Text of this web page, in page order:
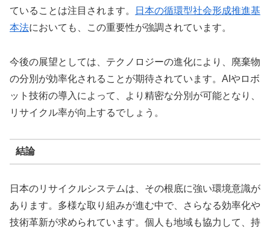
ていることは注目されます。
日本の循環型社会形成推進基
本法においても、この重要性が強調されています。
今後の展望としては、テクノロジーの進化により、廃棄物
の分別が効率化されることが期待されています。AIやロボ
ット技術の導入によって、より精密な分別が可能となり、
リサイクル率が向上するでしょう。
結論
日本のリサイクルシステムは、その根底に強い環境意識が
あります。多様な取り組みが進む中で、さらなる効率化や
技術革新が求められています。個人も地域も協力して、持